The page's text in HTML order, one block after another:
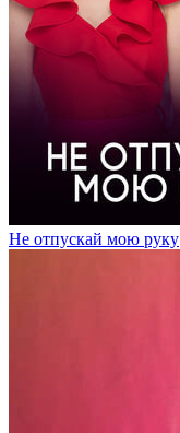
Не отпускай мою руку